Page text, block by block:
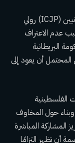
كما انتقد المركز الدولي للعدالة من أجل الفلسطينيين (ICJP) رولي
عدم الاعتراف
البريطانية
أن يعود إلى
الفلسطينية
حول المخاوف
المشاركة المباشرة
أن تظهر التزامًا